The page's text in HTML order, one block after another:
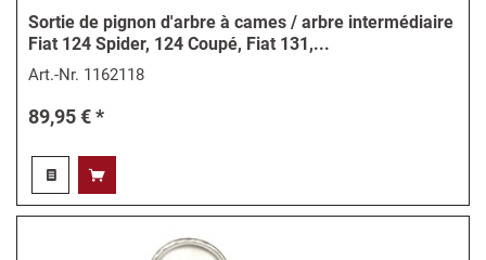
Sortie de pignon d'arbre à cames / arbre intermédiaire
Fiat 124 Spider, 124 Coupé, Fiat 131,...
Art.-Nr. 1162118
89,95 € *